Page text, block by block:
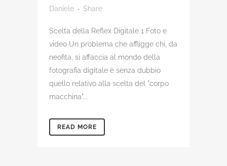
Daniele
Share
Scelta della Reflex Digitale 1 Foto e
video Un problema che affligge chi, da
neofita, si affaccia al mondo della
fotografia digitale è senza dubbio
quello relativo alla scelta del "corpo
macchina"...
READ MORE